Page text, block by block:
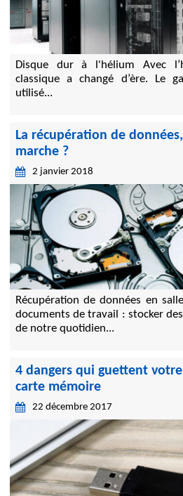
Disque dur à l'hélium Avec
classique a changé d’ère. Le
utilisé...
La récupération de
marche ?
2 janvier 2018
Récupération de données en
documents de travail : stocker
de notre quotidien...
4 dangers qui guettent
carte mémoire
22 décembre 2017